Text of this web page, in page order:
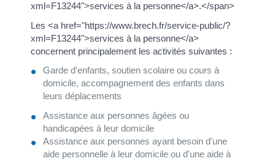
xml=F13244">services à la personne</a>.</span>
Les <a href="https://www.brech.fr/service-public/?
xml=F13244">services à la personne</a>
concernent principalement les activités suivantes :
Garde d'enfants, soutien scolaire ou cours à
domicile, accompagnement des enfants dans
leurs déplacements
Assistance aux personnes âgées ou
handicapées à leur domicile
Assistance aux personnes ayant besoin d'une
aide personnelle à leur domicile ou d'une aide à